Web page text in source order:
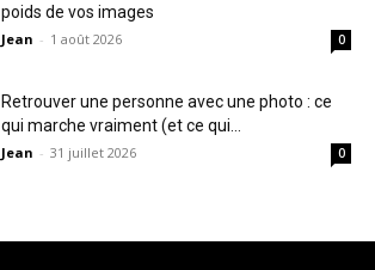
poids de vos images
Jean - 1 août 2026 0
Retrouver une personne avec une photo : ce
qui marche vraiment (et ce qui...
Jean - 31 juillet 2026 0